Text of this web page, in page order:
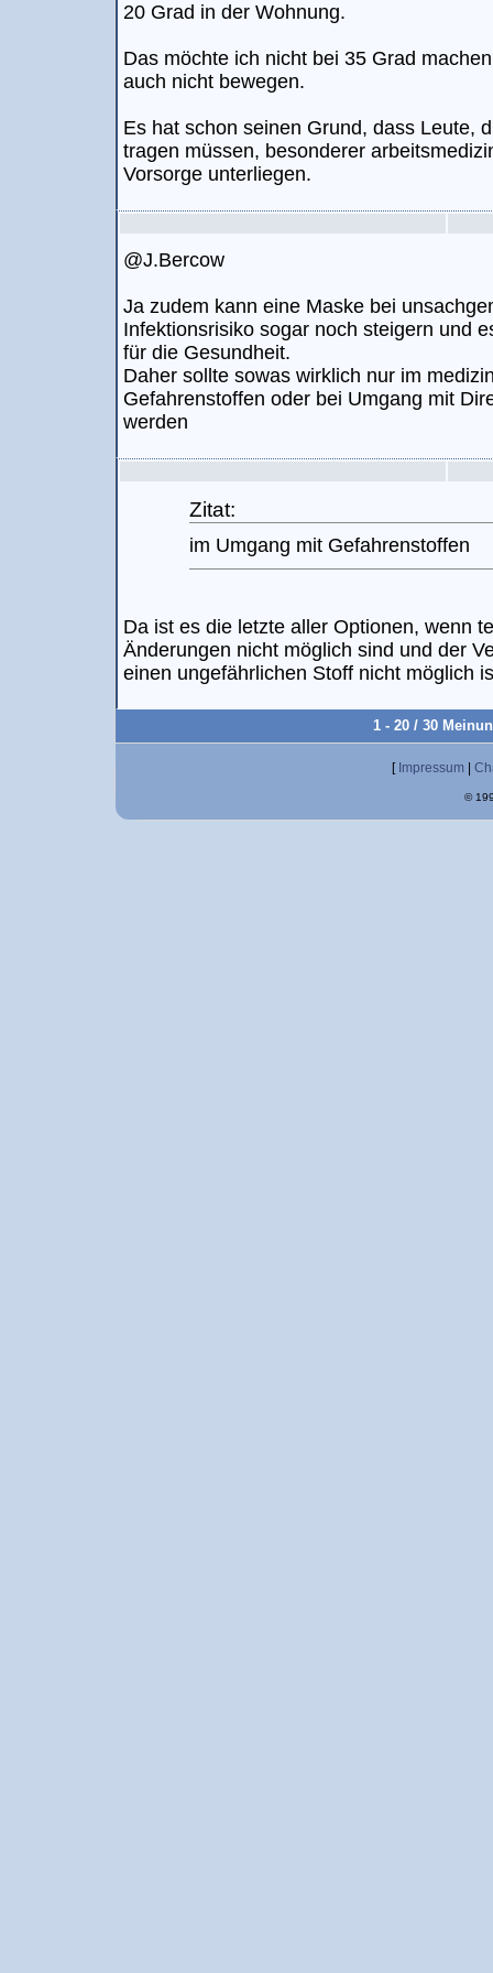
20 Grad in der Wohnung.
Das möchte ich nicht bei 35 Grad
auch nicht bewegen.
Es hat schon seinen Grund, dass Leute,
tragen müssen, besonderer
Vorsorge unterliegen.
@J.Bercow
Ja zudem kann eine Maske bei
Infektionsrisiko sogar noch steigern und
für die Gesundheit.
Daher sollte sowas wirklich nur im
Gefahrenstoffen oder bei Umgang mit
werden
Zitat:
im Umgang mit Gefahrenstoffen
Da ist es die letzte aller Optionen, wenn
Änderungen nicht möglich sind und der
einen ungefährlichen Stoff nicht möglich
1 - 20 / 30
[ Impressum
©